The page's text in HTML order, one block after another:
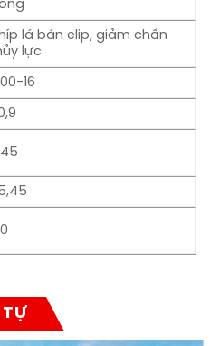
lá bán elip, giảm chấn
lực
16